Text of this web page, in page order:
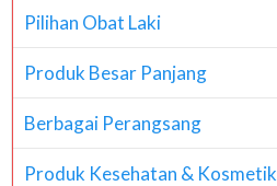
Pilihan Obat Laki
Produk Besar Panjang
Berbagai Perangsang
Produk Kesehatan & Kosmetik